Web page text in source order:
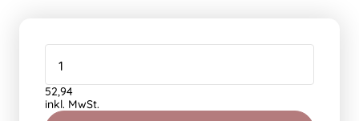
52,94
inkl. MwSt.